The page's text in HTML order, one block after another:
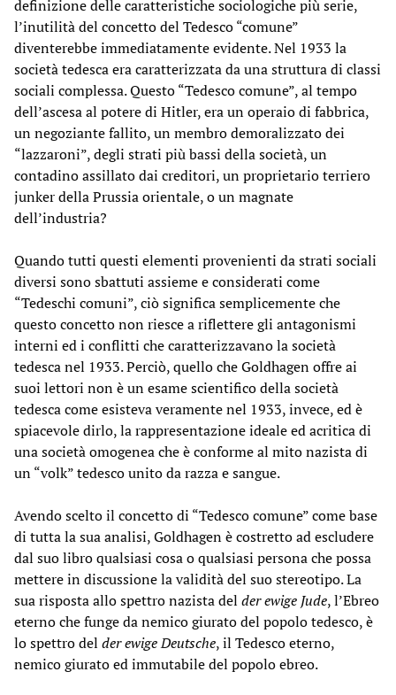
definizione delle caratteristiche sociologiche più serie,
l’inutilità del concetto del Tedesco “comune”
diventerebbe immediatamente evidente. Nel 1933 la
società tedesca era caratterizzata da una struttura di classi
sociali complessa. Questo “Tedesco comune”, al tempo
dell’ascesa al potere di Hitler, era un operaio di fabbrica,
un negoziante fallito, un membro demoralizzato dei
“lazzaroni”, degli strati più bassi della società, un
contadino assillato dai creditori, un proprietario terriero
junker della Prussia orientale, o un magnate
dell’industria?
Quando tutti questi elementi provenienti da strati sociali
diversi sono sbattuti assieme e considerati come
“Tedeschi comuni”, ciò significa semplicemente che
questo concetto non riesce a riflettere gli antagonismi
interni ed i conflitti che caratterizzavano la società
tedesca nel 1933. Perciò, quello che Goldhagen offre ai
suoi lettori non è un esame scientifico della società
tedesca come esisteva veramente nel 1933, invece, ed è
spiacevole dirlo, la rappresentazione ideale ed acritica di
una società omogenea che è conforme al mito nazista di
un “volk” tedesco unito da razza e sangue.
Avendo scelto il concetto di “Tedesco comune” come base
di tutta la sua analisi, Goldhagen è costretto ad escludere
dal suo libro qualsiasi cosa o qualsiasi persona che possa
mettere in discussione la validità del suo stereotipo. La
sua risposta allo spettro nazista del der ewige Jude, l’Ebreo
eterno che funge da nemico giurato del popolo tedesco, è
lo spettro del der ewige Deutsche, il Tedesco eterno,
nemico giurato ed immutabile del popolo ebreo.